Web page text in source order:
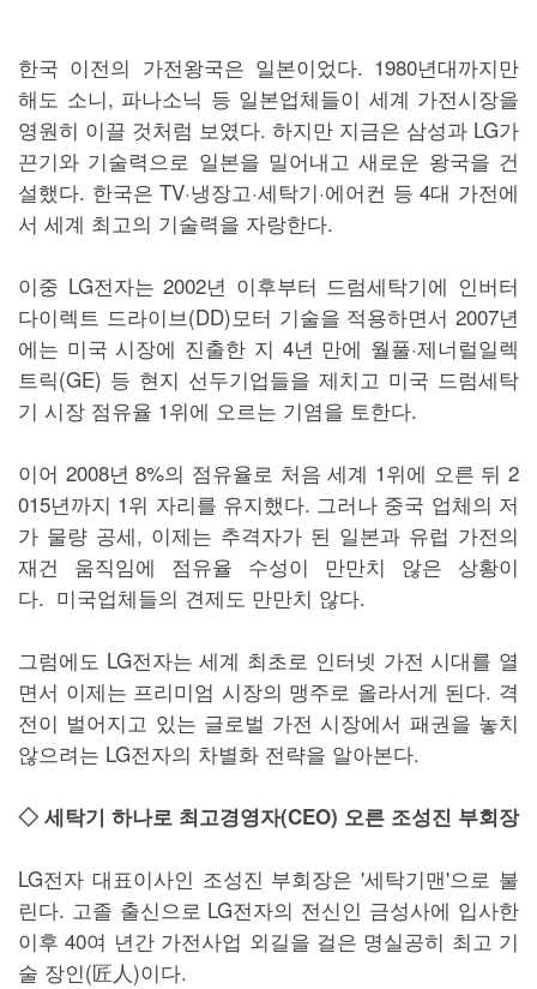
한국 이전의 가전왕국은 일본이었다. 1980년대까지만
해도 소니, 파나소닉 등 일본업체들이 세계 가전시장을
영원히 이끌 것처럼 보였다. 하지만 지금은 삼성과 LG가
끈기와 기술력으로 일본을 밀어내고 새로운 왕국을 건
설했다. 한국은 TV·냉장고·세탁기·에어컨 등 4대 가전에
서 세계 최고의 기술력을 자랑한다.
이중 LG전자는 2002년 이후부터 드럼세탁기에 인버터
다이렉트 드라이브(DD)모터 기술을 적용하면서 2007년
에는 미국 시장에 진출한 지 4년 만에 월풀·제너럴일렉
트릭(GE) 등 현지 선두기업들을 제치고 미국 드럼세탁
기 시장 점유율 1위에 오르는 기염을 토한다.
이어 2008년 8%의 점유율로 처음 세계 1위에 오른 뒤 2
015년까지 1위 자리를 유지했다. 그러나 중국 업체의 저
가 물량 공세, 이제는 추격자가 된 일본과 유럽 가전의
재건 움직임에 점유율 수성이 만만치 않은 상황이
다. 미국업체들의 견제도 만만치 않다.
그럼에도 LG전자는 세계 최초로 인터넷 가전 시대를 열
면서 이제는 프리미엄 시장의 맹주로 올라서게 된다. 격
전이 벌어지고 있는 글로벌 가전 시장에서 패권을 놓치
않으려는 LG전자의 차별화 전략을 알아본다.
◇ 세탁기 하나로 최고경영자(CEO) 오른 조성진 부회장
LG전자 대표이사인 조성진 부회장은 '세탁기맨'으로 불
린다. 고졸 출신으로 LG전자의 전신인 금성사에 입사한
이후 40여 년간 가전사업 외길을 걸은 명실공히 최고 기
술 장인(匠人)이다.